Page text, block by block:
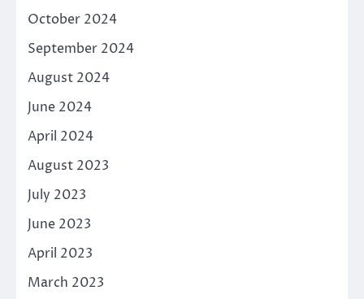
October 2024
September 2024
August 2024
June 2024
April 2024
August 2023
July 2023
June 2023
April 2023
March 2023